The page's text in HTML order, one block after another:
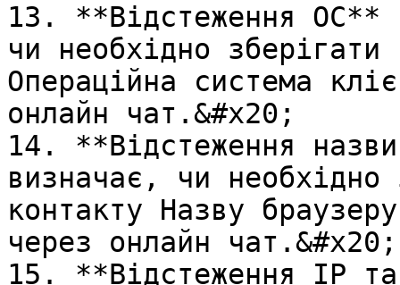
13. **Відстеження
чи необхідно
Операційна система
онлайн чат.&#x20;
14. **Відстеження
визначає, чи необхідно
контакту Назву
через онлайн чат.&#x20;
15. **Відстеження IP